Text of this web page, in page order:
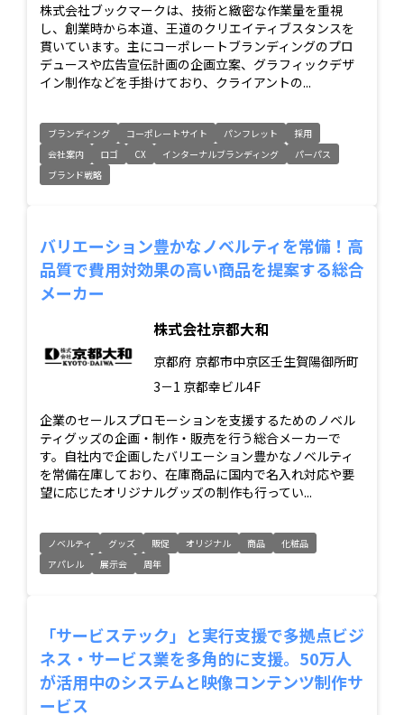
株式会社ブックマークは、技術と緻密な作業量を重視
し、創業時から本道、王道のクリエイティブスタンスを
貫いています。主にコーポレートブランディングのプロ
デュースや広告宣伝計画の企画立案、グラフィックデザ
イン制作などを手掛けており、クライアントの...
ブランディング コーポレートサイト パンフレット
採用
会社案内
ロゴ CX インターナルブランディング
パーパス
ブランド戦略
バリエーション豊かなノベルティを常備！高
品質で費用対効果の高い商品を提案する総合
メーカー
株式会社京都大和
京都府 京都市中京区壬生賀陽御所町
3－1 京都幸ビル4F
企業のセールスプロモーションを支援するためのノベル
ティグッズの企画・制作・販売を行う総合メーカーで
す。自社内で企画したバリエーション豊かなノベルティ
を常備在庫しており、在庫商品に国内で名入れ対応や要
望に応じたオリジナルグッズの制作も行ってい...
ノベルティ グッズ 販促 オリジナル 商品
化粧品
アパレル
展示会 周年
「サービステック」と実行支援で多拠点ビジ
ネス・サービス業を多角的に支援。50万人
が活用中のシステムと映像コンテンツ制作サ
ービス